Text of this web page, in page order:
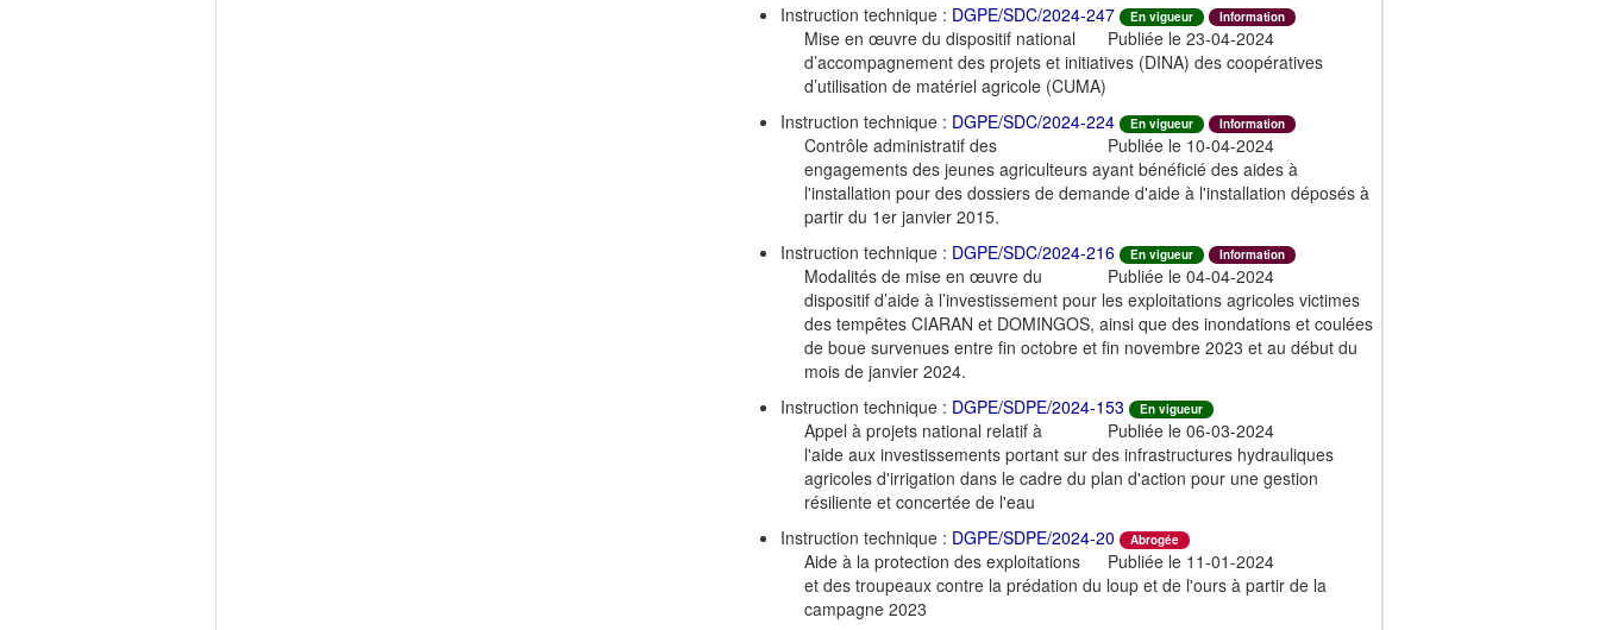
Instruction technique : DGPE/SDC/2024-247 En vigueur Information
Publiée le 23-04-2024
Mise en œuvre du dispositif national
d’accompagnement des projets et initiatives (DINA) des coopératives
d’utilisation de matériel agricole (CUMA)
Instruction technique : DGPE/SDC/2024-224 En vigueur Information
Publiée le 10-04-2024
Contrôle administratif des
engagements des jeunes agriculteurs ayant bénéficié des aides à
l'installation pour des dossiers de demande d'aide à l'installation déposés à
partir du 1er janvier 2015.
Instruction technique : DGPE/SDC/2024-216 En vigueur Information
Publiée le 04-04-2024
Modalités de mise en œuvre du
dispositif d’aide à l’investissement pour les exploitations agricoles victimes
des tempêtes CIARAN et DOMINGOS, ainsi que des inondations et coulées
de boue survenues entre fin octobre et fin novembre 2023 et au début du
mois de janvier 2024.
Instruction technique : DGPE/SDPE/2024-153 En vigueur
Publiée le 06-03-2024
Appel à projets national relatif à
l'aide aux investissements portant sur des infrastructures hydrauliques
agricoles d'irrigation dans le cadre du plan d'action pour une gestion
résiliente et concertée de l'eau
Instruction technique : DGPE/SDPE/2024-20 Abrogée
Publiée le 11-01-2024
Aide à la protection des exploitations
et des troupeaux contre la prédation du loup et de l'ours à partir de la
campagne 2023